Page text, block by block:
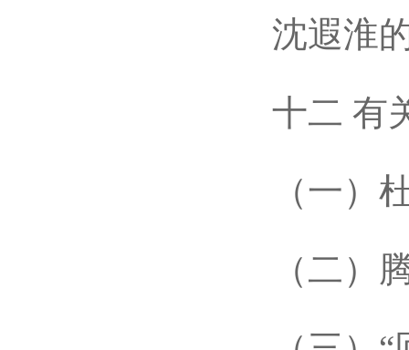
沈遐淮的
十二 有关
（一）杜
（二）腾